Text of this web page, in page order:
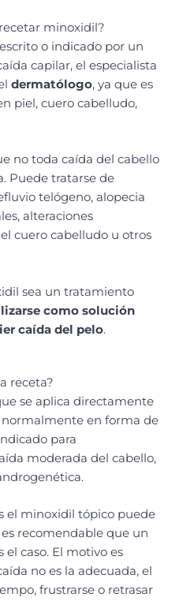
minoxidil?
o indicado por un
capilar, el especialista
dermatólogo, ya que es
piel, cuero cabelludo,
no toda caída del cabello
Puede tratarse de
telógeno, alopecia
alteraciones
cuero cabelludo u otros
sea un tratamiento
como solución
caída del pelo.
receta?
se aplica directamente
normalmente en forma de
para
moderada del cabello,
el minoxidil tópico puede
recomendable que un
caso. El motivo es
no es la adecuada, el
frustrarse o retrasar